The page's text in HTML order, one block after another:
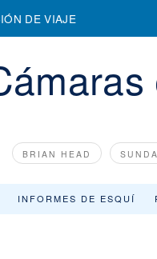
DE VIAJE
BRIAN HEAD
INFORMES DE ESQUÍ